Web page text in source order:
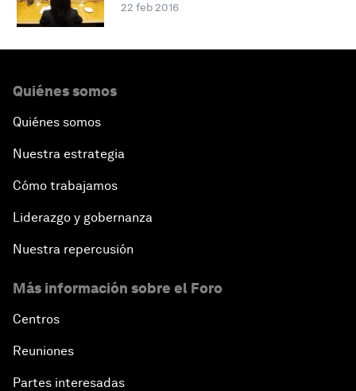
22 feb 2016
Quiénes somos
Quiénes somos
Nuestra estrategia
Cómo trabajamos
Liderazgo y gobernanza
Nuestra repercusión
Más información sobre el Foro
Centros
Reuniones
Partes interesadas